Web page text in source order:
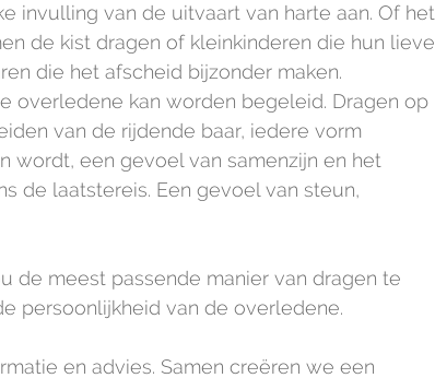
invulling van de uitvaart van harte aan. Of het
de kist dragen of kleinkinderen die hun lieve
die het afscheid bijzonder maken.
overledene kan worden begeleid. Dragen op
van de rijdende baar, iedere vorm
wordt, een gevoel van samenzijn en het
de laatstereis. Een gevoel van steun,
de meest passende manier van dragen te
persoonlijkheid van de overledene.
en advies. Samen creëren we een